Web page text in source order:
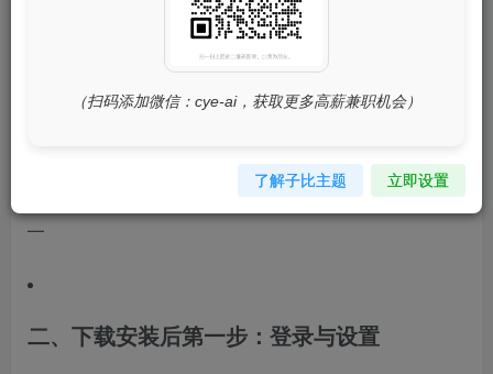
一、DeepSeek的基本功能是什么？
DeepSeek是一款强大的AI工具，能够帮助你完成多种任
像一个智能助手，能够根据你的需求提供高效的解答。
—
二、下载安装后第一步：登录与设置
（扫码添加微信：cye-ai，获取更多高薪兼职机会）
了解子比主题 立即设置